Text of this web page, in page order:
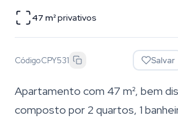
47 m²privativos
CódigoCPY531 Salvar
Apartamento com 47 m², bem
composto por 2 quartos, 1